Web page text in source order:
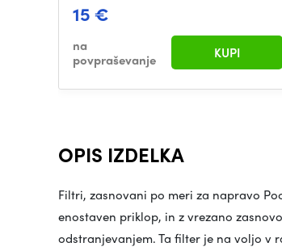
15 €
na
povpraševanje
KUPI
OPIS IZDELKA
Filtri, zasnovani po meri za napravo
enostaven priklop, in z vrezano
odstranjevanjem. Ta filter je na voljo v